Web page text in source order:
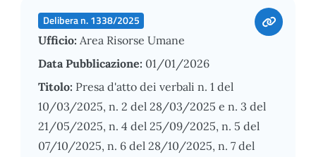
Delibera n. 1338/2025
Ufficio: Area Risorse Umane
Data Pubblicazione: 01/01/2026
Titolo: Presa d'atto dei verbali n. 1 del
10/03/2025, n. 2 del 28/03/2025 e n. 3 del
21/05/2025, n. 4 del 25/09/2025, n. 5 del
07/10/2025, n. 6 del 28/10/2025, n. 7 del